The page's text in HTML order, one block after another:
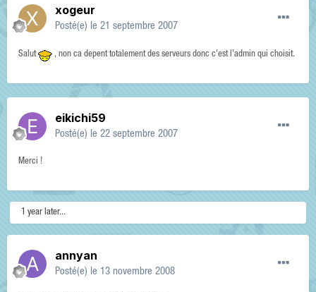
xogeur
Posté(e) le 21 septembre 2007
Salut , non ca depent totalement des serveurs donc c'est l'admin qui choisit.
eikichi59
Posté(e) le 22 septembre 2007
Merci !
1 year later...
annyan
Posté(e) le 13 novembre 2008